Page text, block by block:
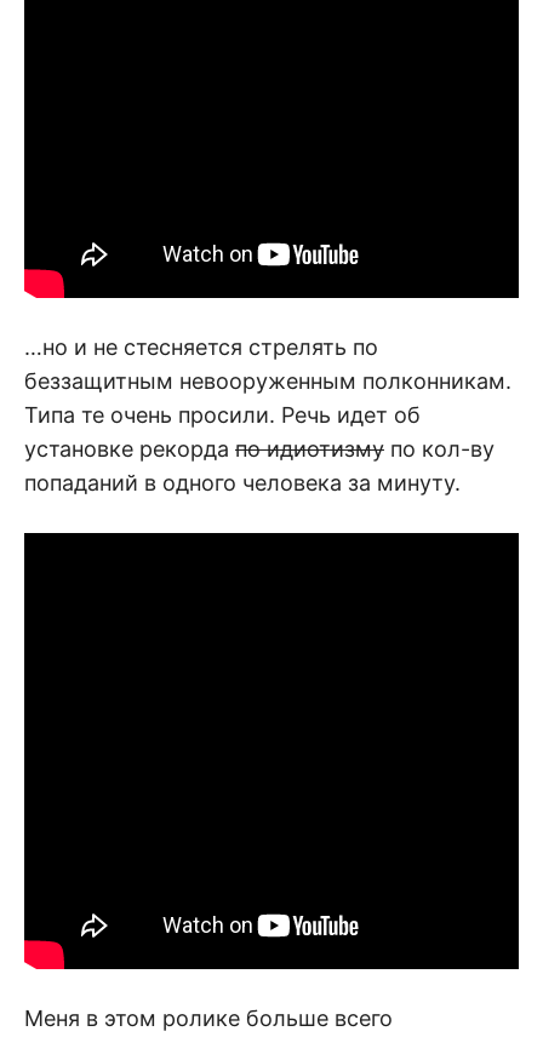
…но и не стесняется стрелять по
беззащитным невооруженным полконникам.
Типа те очень просили. Речь идет об
установке рекорда по идиотизму по кол-ву
попаданий в одного человека за минуту.
Меня в этом ролике больше всего